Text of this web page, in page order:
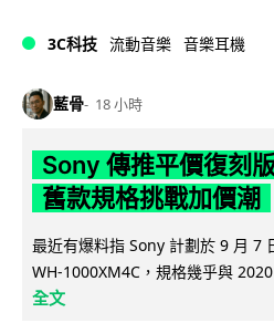
3C科技 流動音樂 音樂耳機
藍骨 18 小時
Sony 傳推平價復刻
舊款規格挑戰加價潮
最近有爆料指 Sony 計劃於 9 月 7
WH-1000XM4C，規格幾乎與
全文